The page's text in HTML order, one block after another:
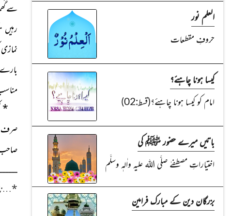
سے
رہیں
*
صرف
*
…
العلم نور
حروفِ مقطعات
کیسا ہونا چاہئے؟
امام کو کیسا ہونا چاہئے؟(قسط:02)
باتیں میرے حضور ﷺ کی
اختیاراتِ مصطفےٰ صلَّی اللہ علیہ واٰلہٖ وسلَّم
بزرگان دین کے مبارک فرامین